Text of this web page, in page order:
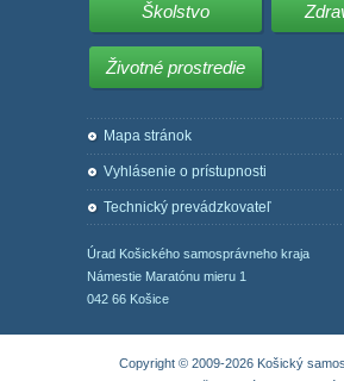
Školstvo
Životné prostredie
Mapa stránok
Vyhlásenie o prístupnosti
Technický prevádzkovateľ
Úrad Košického samosprávneho kraja
Námestie Maratónu mieru 1
042 66 Košice
Copyright © 2009-2026 Košický